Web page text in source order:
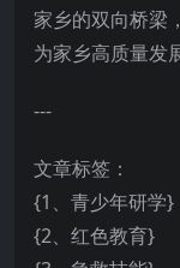
家乡的双向桥梁
为家乡高质量发
---
文章标签：
{1、青少年研学}
{2、红色教育}